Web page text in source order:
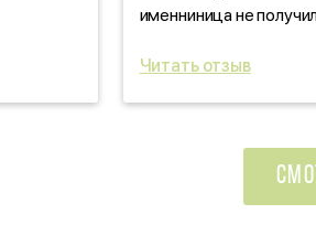
именниница не
такое вообще
цветочки, на деле-
поступаете?!!!
Читать отзыв